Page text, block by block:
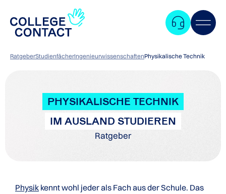
RatgeberStudienfächerIngenieurwissenschaftenPhysikalische Technik
PHYSIKALISCHE TECHNIK
IM AUSLAND STUDIEREN
Ratgeber
Physik kennt wohl jeder als Fach aus der Schule. Das